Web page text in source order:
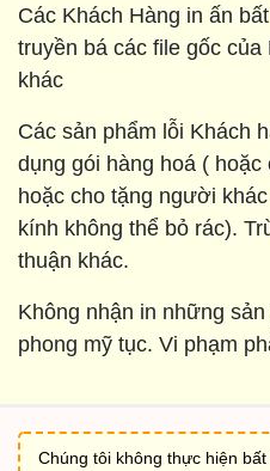
Các Khách Hàng in ấn
truyền bá các file gốc
khác
Các sản phẩm lỗi Khách
dụng gói hàng hoá (
hoặc cho tặng người
kính không thể bỏ rác).
thuận khác.
Không nhận in những
phong mỹ tục. Vi phạm
Chúng tôi không thực hiện